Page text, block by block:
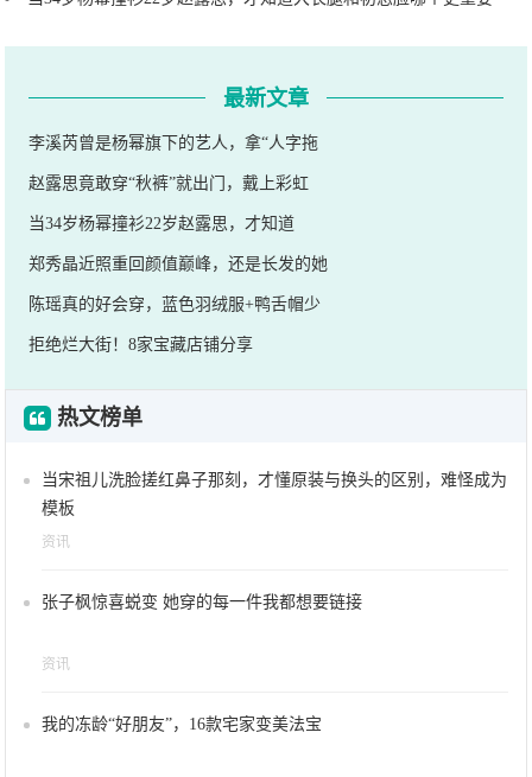
最新文章
李溪芮曾是杨幂旗下的艺人，拿“人字拖
赵露思竟敢穿“秋裤”就出门，戴上彩虹
当34岁杨幂撞衫22岁赵露思，才知道
郑秀晶近照重回颜值巅峰，还是长发的她
陈瑶真的好会穿，蓝色羽绒服+鸭舌帽少
拒绝烂大街！8家宝藏店铺分享
热文榜单
当宋祖儿洗脸搓红鼻子那刻，才懂原装与换头的区别，难怪成为
模板
资讯
张子枫惊喜蜕变 她穿的每一件我都想要链接
资讯
我的冻龄“好朋友”，16款宅家变美法宝